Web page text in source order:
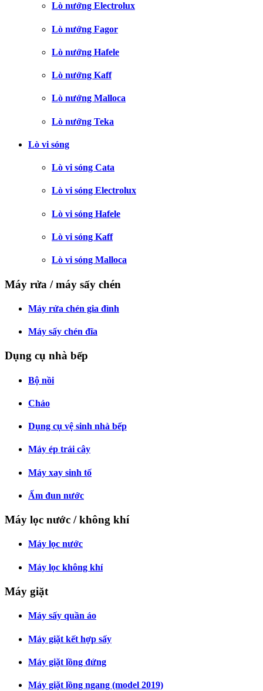
Lò nướng Electrolux
Lò nướng Fagor
Lò nướng Hafele
Lò nướng Kaff
Lò nướng Malloca
Lò nướng Teka
Lò vi sóng
Lò vi sóng Cata
Lò vi sóng Electrolux
Lò vi sóng Hafele
Lò vi sóng Kaff
Lò vi sóng Malloca
Máy rửa / máy sấy chén
Máy rửa chén gia đình
Máy sấy chén đĩa
Dụng cụ nhà bếp
Bộ nồi
Chảo
Dụng cụ vệ sinh nhà bếp
Máy ép trái cây
Máy xay sinh tố
Ấm đun nước
Máy lọc nước / không khí
Máy lọc nước
Máy lọc không khí
Máy giặt
Máy sấy quần áo
Máy giặt kết hợp sấy
Máy giặt lồng đứng
Máy giặt lồng ngang (model 2019)